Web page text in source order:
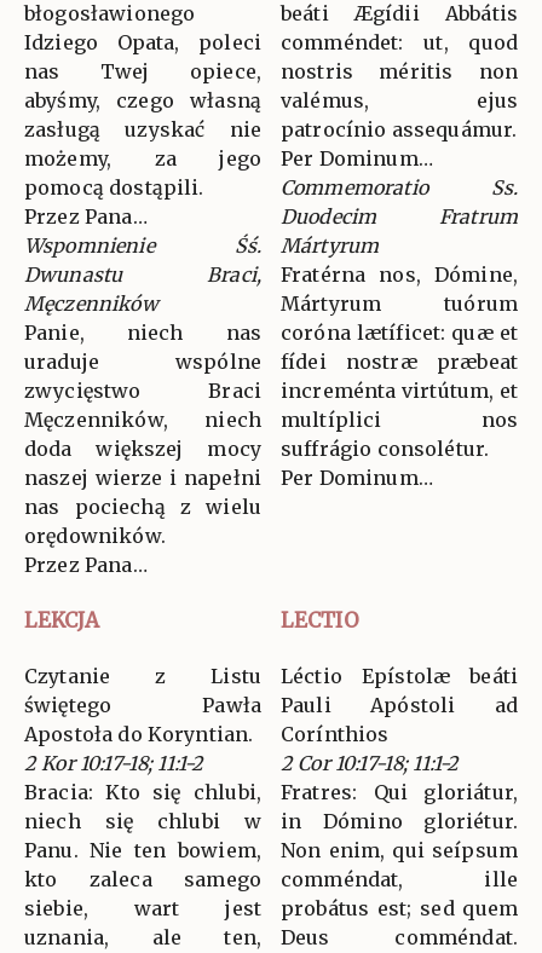
błogosławionego
Idziego Opata, poleci
nas Twej opiece,
abyśmy, czego własną
zasługą uzyskać nie
możemy, za jego
pomocą dostąpili.
Przez Pana…
Wspomnienie Śś.
Dwunastu Braci,
Męczenników
Panie, niech nas
uraduje wspólne
zwycięstwo Braci
Męczenników, niech
doda większej mocy
naszej wierze i napełni
nas pociechą z wielu
orędowników.
Przez Pana…
beáti Ægídii Abbátis
comméndet: ut, quod
nostris méritis non
valémus, ejus
patrocínio assequámur.
Per Dominum…
Commemoratio Ss.
Duodecim Fratrum
Mártyrum
Fratérna nos, Dómine,
Mártyrum tuórum
coróna lætíficet: quæ et
fídei nostræ præbeat
increménta virtútum, et
multíplici nos
suffrágio consolétur.
Per Dominum…
LEKCJA LECTIO
Czytanie z Listu
świętego Pawła
Apostoła do Koryntian.
2 Kor 10:17-18; 11:1-2
Bracia: Kto się chlubi,
niech się chlubi w
Panu. Nie ten bowiem,
kto zaleca samego
siebie, wart jest
uznania, ale ten,
Léctio Epístolæ beáti
Pauli Apóstoli ad
Corínthios
2 Cor 10:17-18; 11:1-2
Fratres: Qui gloriátur,
in Dómino gloriétur.
Non enim, qui seípsum
comméndat, ille
probátus est; sed quem
Deus comméndat.